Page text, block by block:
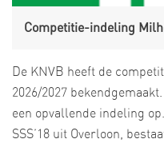
Competitie-indeling Milheezer
De KNVB heeft de
2026/2027
een opvallende indeling
SSS’18 uit Overloon,